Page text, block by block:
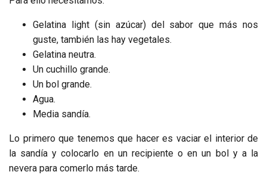
Gelatina light (sin azúcar) del sabor que más nos
guste, también las hay vegetales.
Gelatina neutra.
Un cuchillo grande.
Un bol grande.
Agua.
Media sandía.
Lo primero que tenemos que hacer es vaciar el interior de
la sandía y colocarlo en un recipiente o en un bol y a la
nevera para comerlo más tarde.